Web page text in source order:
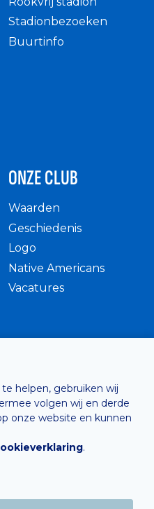
helpen, gebruiken wij
volgen wij en derde
onze website en kunnen
.
Stadionbezoeken
Buurtinfo
ONZE CLUB
Waarden
Geschiedenis
Logo
Native Americans
Vacatures